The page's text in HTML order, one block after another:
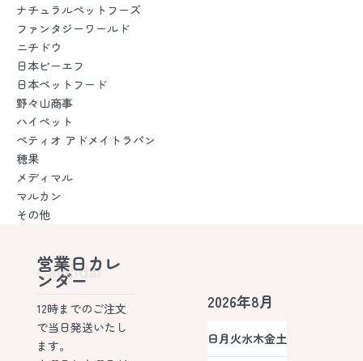
ナチュラルペットフーズ
ファンタジーワールド
ニチドウ
日本ビーエフ
日本ペットフード
野々山商事
ハイペット
ペティオ アドメイトラパン
穂果
メディマル
マルカン
その他
Calendar
営業日カレ
ンダー
12時までのご注文
で当日発送いたし
ます。
2026年8月
日月 火水木金土